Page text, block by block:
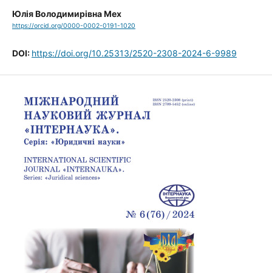
Юлія Володимирівна Мех
https://orcid.org/0000-0002-0191-1020
DOI: https://doi.org/10.25313/2520-2308-2024-6-9989